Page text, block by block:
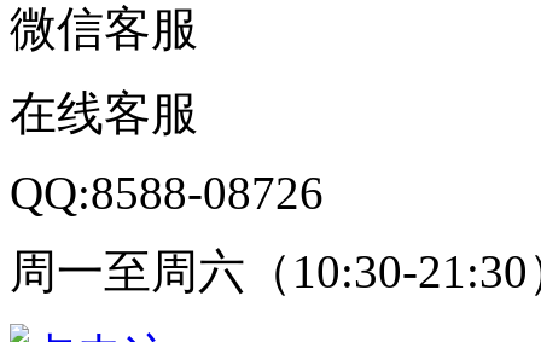
微信客服
在线客服
QQ:8588-08726
周一至周六（10:30-21:30